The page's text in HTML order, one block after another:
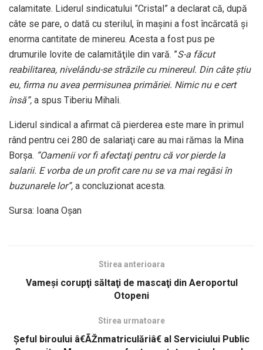
calamitate. Liderul sindicatului ”Cristal” a declarat că, după
câte se pare, o dată cu sterilul, în maşini a fost încărcată şi
enorma cantitate de minereu. Acesta a fost pus pe
drumurile lovite de calamităţile din vară. ”S-a făcut
reabilitarea, nivelându-se străzile cu minereul. Din câte ştiu
eu, firma nu avea permisunea primăriei. Nimic nu e cert
însă”, a spus Tiberiu Mihali.
Liderul sindical a afirmat că pierderea este mare în primul
rând pentru cei 280 de salariaţi care au mai rămas la Mina
Borşa. ”Oamenii vor fi afectaţi pentru că vor pierde la
salarii. E vorba de un profit care nu se va mai regăsi în
buzunarele lor”, a concluzionat acesta.
Sursa: Ioana Oşan
Stirea anterioara
Vameşi corupţi săltaţi de mascaţi din Aeroportul
Otopeni
Stirea urmatoare
Şeful biroului â€ÃŽnmatriculăriâ€ al Serviciului Public